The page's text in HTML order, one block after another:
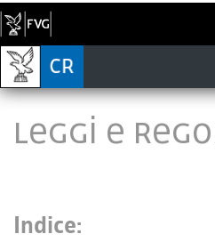
LEGGI E
Indice: